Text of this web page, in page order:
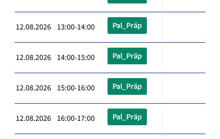
12.08.2026 13:00-14:00 Pal_Präp
12.08.2026 14:00-15:00 Pal_Präp
12.08.2026 15:00-16:00 Pal_Präp
12.08.2026 16:00-17:00 Pal_Präp